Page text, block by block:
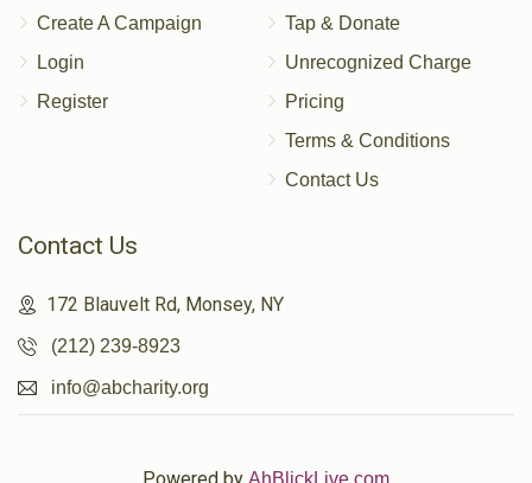
Create A Campaign
Login
Register
Tap & Donate
Unrecognized Charge
Pricing
Terms & Conditions
Contact Us
Contact Us
172 Blauvelt Rd, Monsey, NY
(212) 239-8923
info@abcharity.org